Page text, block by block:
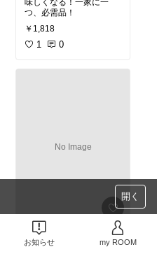
味しくなる！一家に一
つ、必需品！
￥1,818
1 0
No Image
この形が好き！肢のない
ワイングラスでお馴染み
開く
お知らせ my ROOM